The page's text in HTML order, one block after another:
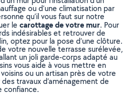
ou d’une climatisation par
qu’il vous faut sur notre
le carottage de votre mur. Pour
indésirables et retrouver de
optez pour la pose d’une clôture.
votre nouvelle terrasse surélevée,
un joli garde-corps adapté au
vous aide à vous mettre en
ou un artisan près de votre
travaux d’aménagement de
confiance.